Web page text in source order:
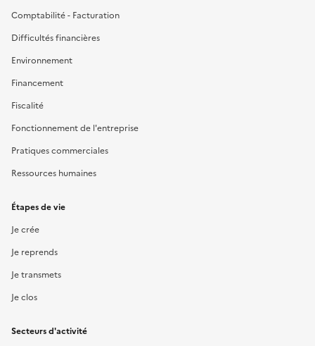
Comptabilité - Facturation
Difficultés financières
Environnement
Financement
Fiscalité
Fonctionnement de l'entreprise
Pratiques commerciales
Ressources humaines
Étapes de vie
Je crée
Je reprends
Je transmets
Je clos
Secteurs d'activité